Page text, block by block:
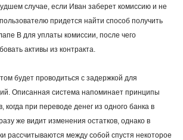
случае, если Иван заберет комиссию и не
придется найти способ получить
B для уплаты комиссии, после чего
активы из контракта.
будет проводиться с задержкой для
Описанная система напоминает принципы
когда при переводе денег из одного банка в
же видит изменения остатков, однако в
рассчитываются между собой спустя некоторое